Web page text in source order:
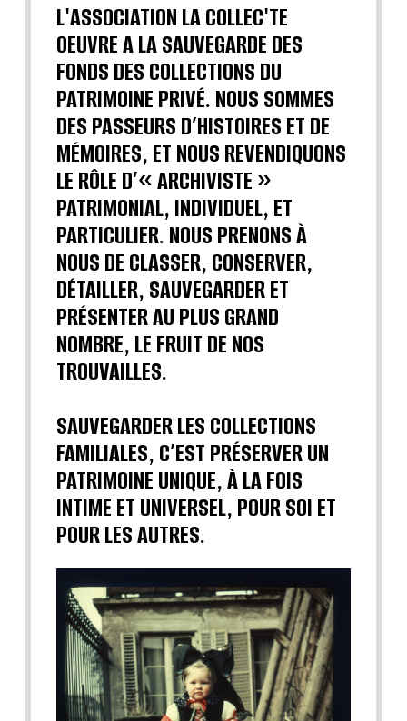
L'ASSOCIATION LA COLLEC'TE
OEUVRE A LA SAUVEGARDE DES
FONDS DES COLLECTIONS DU
PATRIMOINE PRIVÉ. NOUS SOMMES
DES PASSEURS D’HISTOIRES ET DE
MÉMOIRES, ET NOUS REVENDIQUONS
LE RÔLE D’« ARCHIVISTE »
PATRIMONIAL, INDIVIDUEL, ET
PARTICULIER. NOUS PRENONS À
NOUS DE CLASSER, CONSERVER,
DÉTAILLER, SAUVEGARDER ET
PRÉSENTER AU PLUS GRAND
NOMBRE, LE FRUIT DE NOS
TROUVAILLES.
SAUVEGARDER LES COLLECTIONS
FAMILIALES, C’EST PRÉSERVER UN
PATRIMOINE UNIQUE, À LA FOIS
INTIME ET UNIVERSEL, POUR SOI ET
POUR LES AUTRES.